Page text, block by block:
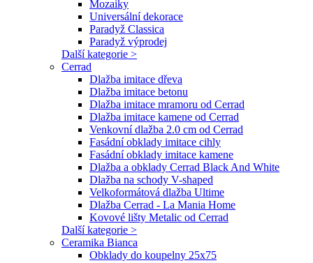
Mozaiky
Universální dekorace
Paradyž Classica
Paradyž výprodej
Další kategorie >
Cerrad
Dlažba imitace dřeva
Dlažba imitace betonu
Dlažba imitace mramoru od Cerrad
Dlažba imitace kamene od Cerrad
Venkovní dlažba 2.0 cm od Cerrad
Fasádní obklady imitace cihly
Fasádní obklady imitace kamene
Dlažba a obklady Cerrad Black And White
Dlažba na schody V-shaped
Velkoformátová dlažba Ultime
Dlažba Cerrad - La Mania Home
Kovové lišty Metalic od Cerrad
Další kategorie >
Ceramika Bianca
Obklady do koupelny 25x75